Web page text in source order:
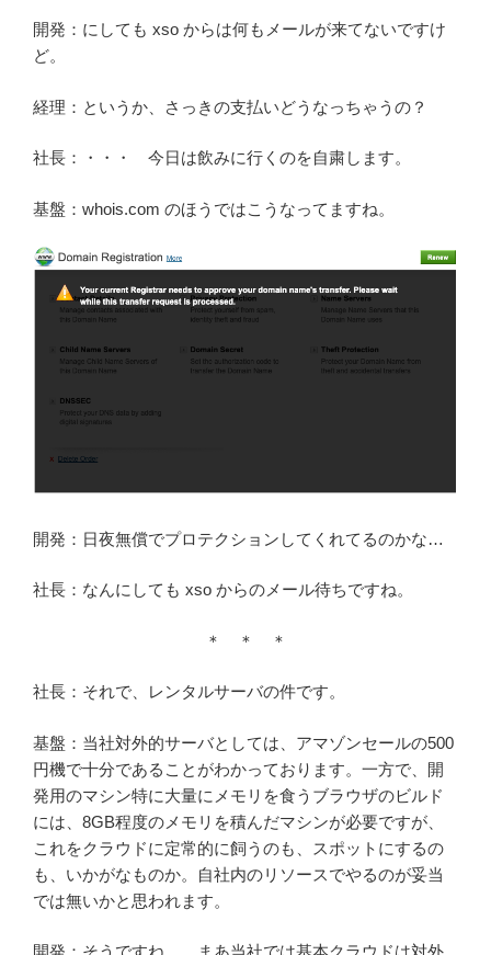
開発：にしても xso からは何もメールが来てないですけ
ど。
経理：というか、さっきの支払いどうなっちゃうの？
社長：・・・ 今日は飲みに行くのを自粛します。
基盤：whois.com のほうではこうなってますね。
開発：日夜無償でプロテクションしてくれてるのかな…
社長：なんにしても xso からのメール待ちですね。
＊ ＊ ＊
社長：それで、レンタルサーバの件です。
基盤：当社対外的サーバとしては、アマゾンセールの500
円機で十分であることがわかっております。一方で、開
発用のマシン特に大量にメモリを食うブラウザのビルド
には、8GB程度のメモリを積んだマシンが必要ですが、
これをクラウドに定常的に飼うのも、スポットにするの
も、いかがなものか。自社内のリソースでやるのが妥当
では無いかと思われます。